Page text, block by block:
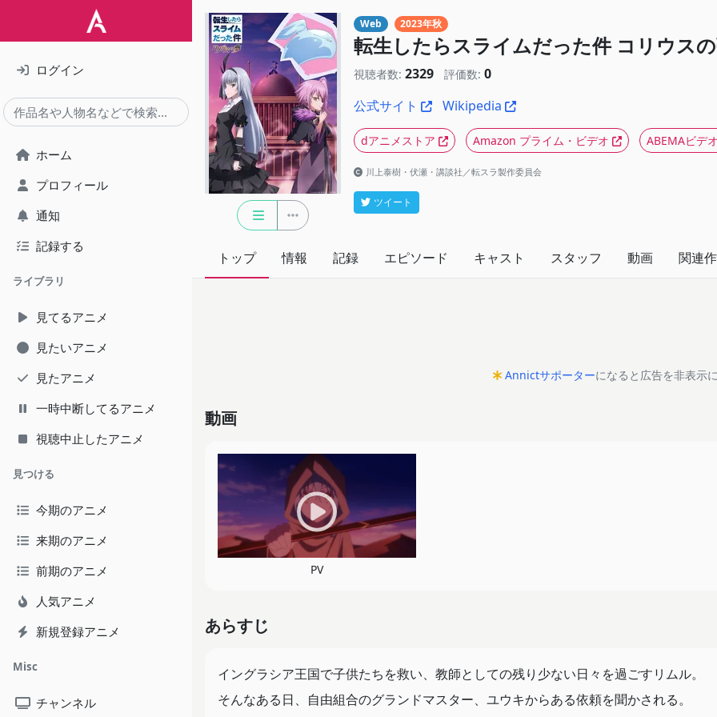
ログイン
ホーム
プロフィール
通知
記録する
ライブラリ
見てるアニメ
見たいアニメ
見たアニメ
一時中断してるアニメ
視聴中止したアニメ
見つける
今期のアニメ
来期のアニメ
前期のアニメ
人気アニメ
新規登録アニメ
Misc
チャンネル
Web 2023年秋
転生したらスライムだった件 コリウス
視聴者数: 2329 評価数: 0
公式サイト
Wikipedia
dアニメストア Amazon プライム・ビデオ ABEMAビデオ
川上泰樹・伏瀬・講談社／転スラ製作委員会
ツイート
トップ 情報 記録 エピソード キャスト スタッフ 動画 関連
Annictサポーターになると広告を非表示
動画
PV
あらすじ
イングラシア王国で子供たちを救い、教師としての残り少ない日々を過ごすリムル。
そんなある日、自由組合のグランドマスター、ユウキからある依頼を聞かされる。